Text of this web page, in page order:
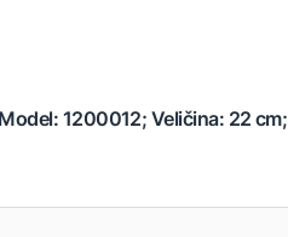
1200012; Veličina: 22 cm;